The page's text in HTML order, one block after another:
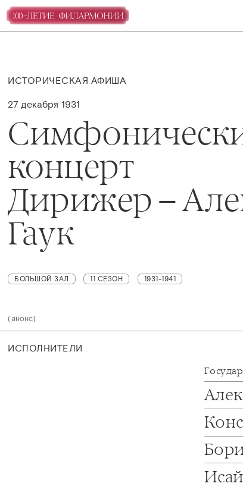
ИСТОРИЧЕСКАЯ АФИША
27 декабря 1931
концерт
Дирижер –
Гаук
БОЛЬШОЙ ЗАЛ 11 СЕЗОН 1931-1941
(анонс)
ИСПОЛНИТЕЛИ